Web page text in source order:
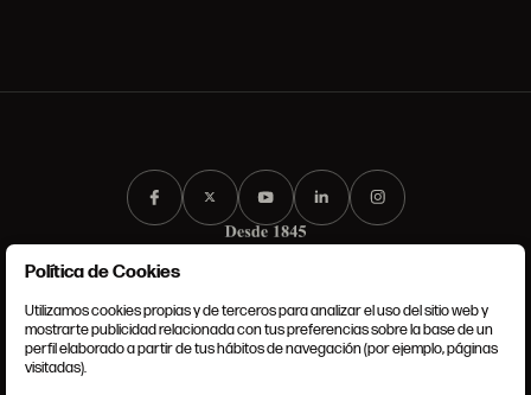
CONDICIONES GENERALES
Política de Cookies
Utilizamos cookies propias y de terceros para analizar el uso del sitio web y
mostrarte publicidad relacionada con tus preferencias sobre la base de un
perfil elaborado a partir de tus hábitos de navegación (por ejemplo, páginas
visitadas).